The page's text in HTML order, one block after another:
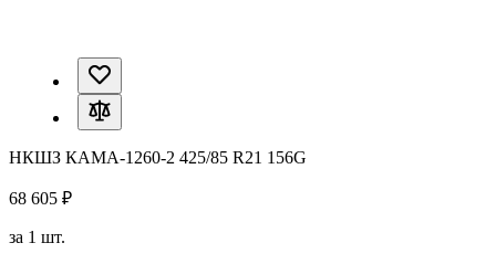
НКШЗ КАМА-1260-2 425/85 R21 156G
68 605 ₽
за 1 шт.